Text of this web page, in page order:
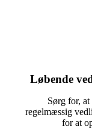
Løbende
Sørg for,
regelmæssig
for at